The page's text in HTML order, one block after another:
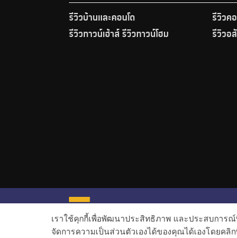
รีวิวบ้านและคอนโด รีวิวค
รีวิวทาวน์เฮ้าส์ รีวิวทาวน์โฮม
รีวิวอ
เราใช้คุกกี้เพื่อพัฒนาประสิทธิภาพ และประสบการ
จัดการความเป็นส่วนตัวเองได้ของคุณได้เองโดยคลิ